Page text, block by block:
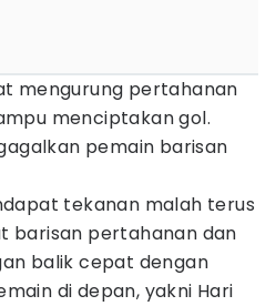
mengurung pertahanan
menciptakan gol.
pemain barisan
tekanan malah terus
barisan pertahanan dan
balik cepat dengan
di depan, yakni Hari